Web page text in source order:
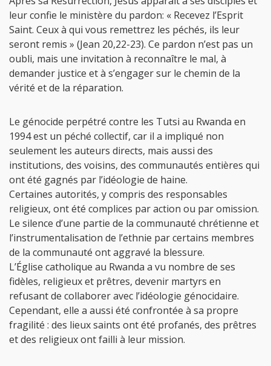
leur confie le ministère du pardon: « Recevez l’Esprit
Saint. Ceux à qui vous remettrez les péchés, ils leur
seront remis » (Jean 20,22-23). Ce pardon n’est pas un
oubli, mais une invitation à reconnaître le mal, à
demander justice et à s’engager sur le chemin de la
vérité et de la réparation.
Le génocide perpétré contre les Tutsi au Rwanda en
1994 est un péché collectif, car il a impliqué non
seulement les auteurs directs, mais aussi des
institutions, des voisins, des communautés entières qui
ont été gagnés par l’idéologie de haine.
Certaines autorités, y compris des responsables
religieux, ont été complices par action ou par omission.
Le silence d’une partie de la communauté chrétienne et
l’instrumentalisation de l’ethnie par certains membres
de la communauté ont aggravé la blessure.
L’Église catholique au Rwanda a vu nombre de ses
fidèles, religieux et prêtres, devenir martyrs en
refusant de collaborer avec l’idéologie génocidaire.
Cependant, elle a aussi été confrontée à sa propre
fragilité : des lieux saints ont été profanés, des prêtres
et des religieux ont failli à leur mission.